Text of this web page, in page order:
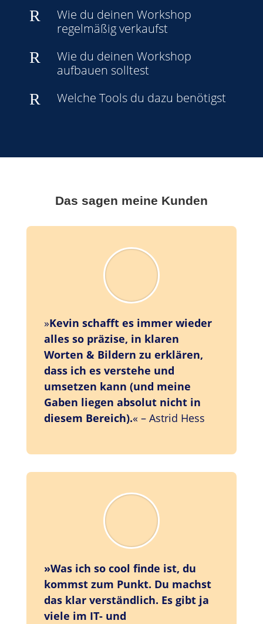
R
Wie du deinen Workshop
regelmäßig verkaufst
R
Wie du deinen Workshop
aufbauen solltest
R Welche Tools du dazu benötigst
Das sagen meine Kunden
»Kevin schafft es immer wieder
alles so präzise, in klaren
Worten & Bildern zu erklären,
dass ich es verstehe und
umsetzen kann (und meine
Gaben liegen absolut nicht in
diesem Bereich).« – Astrid Hess
»Was ich so cool finde ist, du
kommst zum Punkt. Du machst
das klar verständlich. Es gibt ja
viele im IT- und